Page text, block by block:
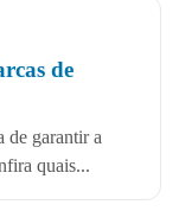
de
de garantir a
quais...